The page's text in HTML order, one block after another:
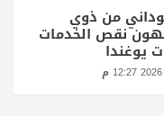
من ذوي
نقص الخدمات
يوغندا